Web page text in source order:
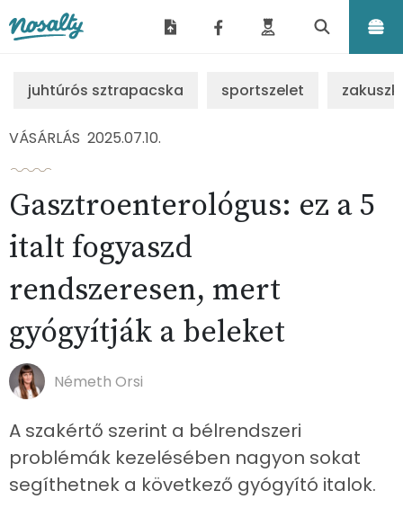
juhtúrós sztrapacska sportszelet
VÁSÁRLÁS 2025.07.10.
Gasztroenterológus: ez a 5
italt fogyaszd
rendszeresen, mert
gyógyítják a beleket
Németh Orsi
A szakértő szerint a bélrendszeri
problémák kezelésében nagyon sokat
segíthetnek a következő gyógyító italok.